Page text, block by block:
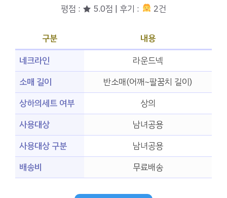
평점 : ★ 5.0점 | 후기 : 2건
구분
내용
네크라인
라운드넥
소매 길이
반소매(어깨~팔꿈치 길이)
상하의세트 여부
상의
사용대상
남녀공용
사용대상 구분
남녀공용
배송비
무료배송